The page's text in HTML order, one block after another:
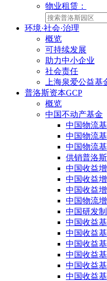
物业租赁：
环境·社会·治理
概览
可持续发展
助力中小企业
社会责任
上海泉爱公益基
普洛斯资本GCP
概览
中国不动产基金
中国物流
中国物流
中国物流
供销普洛
中国收益
中国收益
中国收益
中国物流
中国研发
中国收益
中国收益
中国收益
中国收益
中国收益
中国收益